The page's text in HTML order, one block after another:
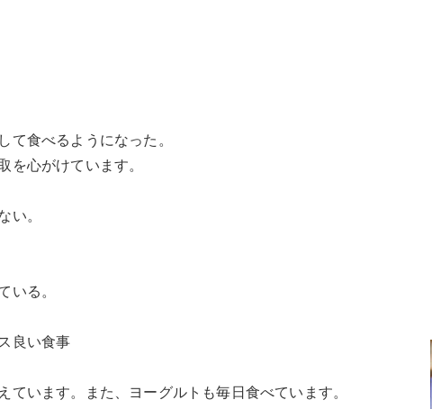
て食べるようになった。
を心がけています。
い。
いる。
良い食事
います。また、ヨーグルトも毎日食べています。